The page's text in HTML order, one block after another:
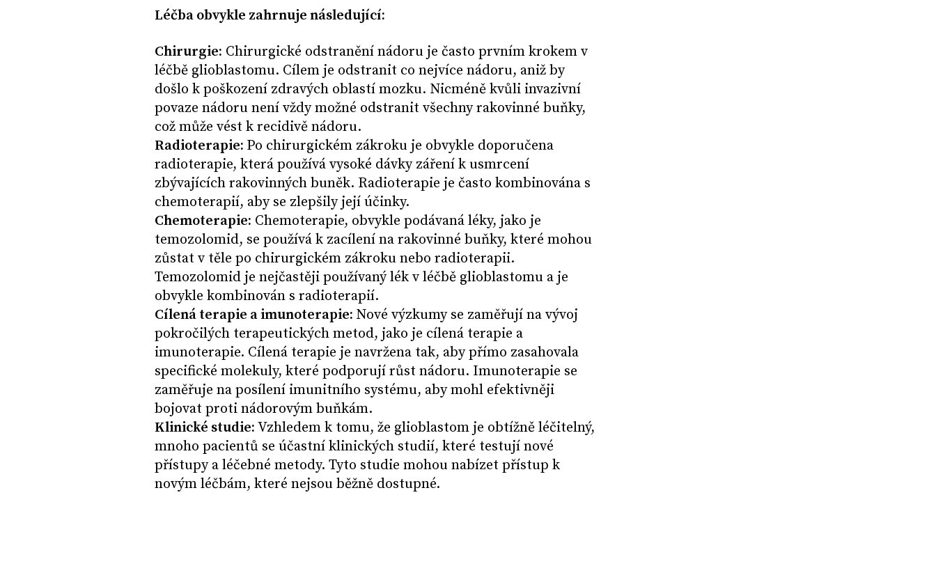
Léčba obvykle zahrnuje následující:
Chirurgie: Chirurgické odstranění nádoru je často prvním krokem v
léčbě glioblastomu. Cílem je odstranit co nejvíce nádoru, aniž by
došlo k poškození zdravých oblastí mozku. Nicméně kvůli invazivní
povaze nádoru není vždy možné odstranit všechny rakovinné buňky,
což může vést k recidivě nádoru.
Radioterapie: Po chirurgickém zákroku je obvykle doporučena
radioterapie, která používá vysoké dávky záření k usmrcení
zbývajících rakovinných buněk. Radioterapie je často kombinována s
chemoterapií, aby se zlepšily její účinky.
Chemoterapie: Chemoterapie, obvykle podávaná léky, jako je
temozolomid, se používá k zacílení na rakovinné buňky, které mohou
zůstat v těle po chirurgickém zákroku nebo radioterapii.
Temozolomid je nejčastěji používaný lék v léčbě glioblastomu a je
obvykle kombinován s radioterapií.
Cílená terapie a imunoterapie: Nové výzkumy se zaměřují na vývoj
pokročilých terapeutických metod, jako je cílená terapie a
imunoterapie. Cílená terapie je navržena tak, aby přímo zasahovala
specifické molekuly, které podporují růst nádoru. Imunoterapie se
zaměřuje na posílení imunitního systému, aby mohl efektivněji
bojovat proti nádorovým buňkám.
Klinické studie: Vzhledem k tomu, že glioblastom je obtížně léčitelný,
mnoho pacientů se účastní klinických studií, které testují nové
přístupy a léčebné metody. Tyto studie mohou nabízet přístup k
novým léčbám, které nejsou běžně dostupné.